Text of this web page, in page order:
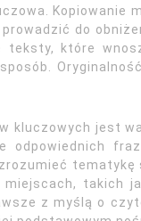
Kopiowanie
do
teksty, które
kluczowych jest
odpowiednich
takich
z myślą o